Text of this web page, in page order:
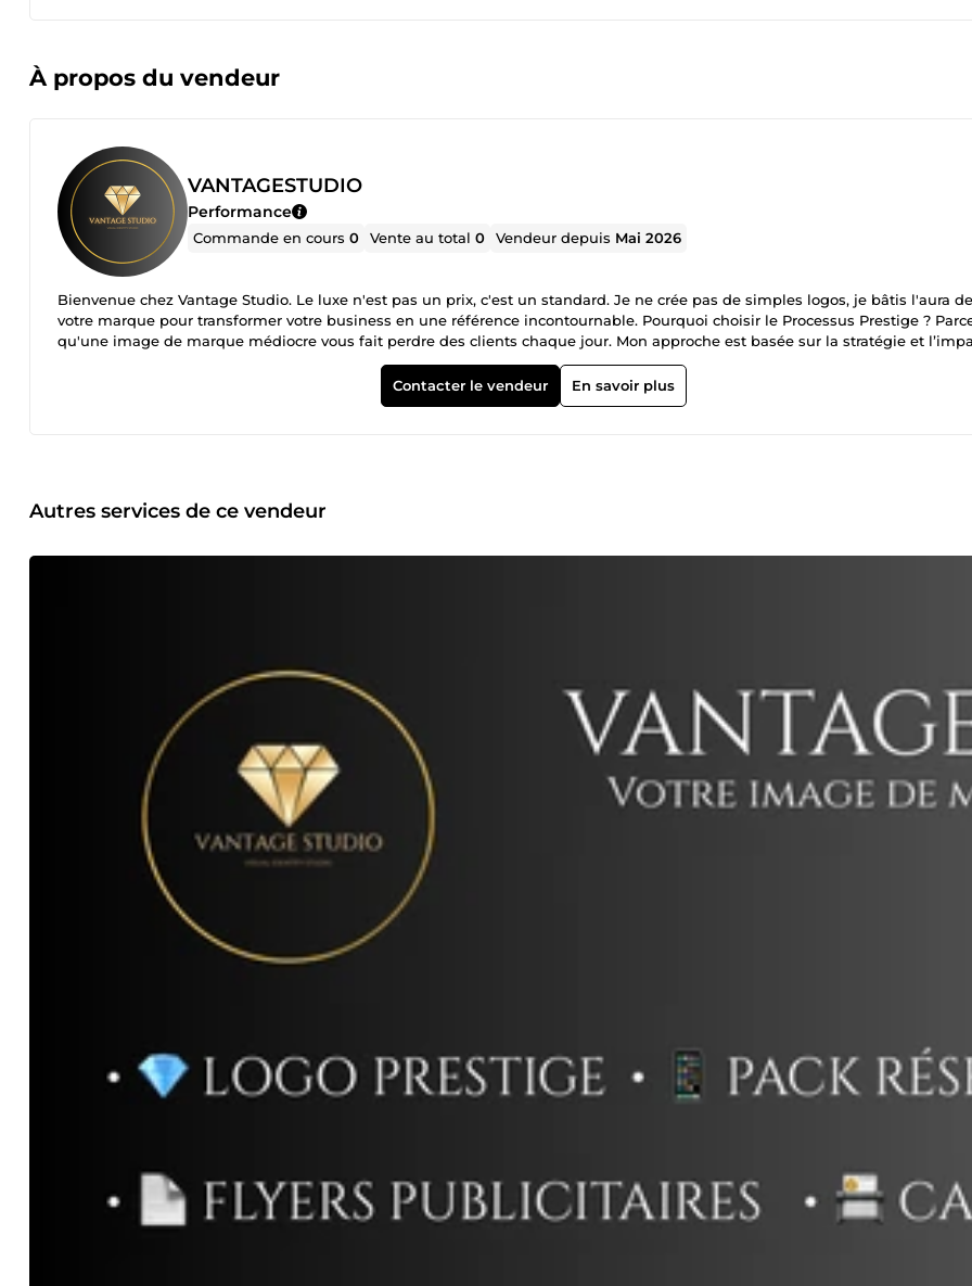
À propos du vendeur
VANTAGESTUDIO
Performance
Commande en cours0 Vente au total0 Vendeur depuis Mai 2026
Bienvenue chez Vantage Studio. Le luxe n'est pas un prix, c'est un standard. Je ne crée pas de simples logos, je bâtis l'aura de
votre marque pour transformer votre business en une référence incontournable. Pourquoi choisir le Processus Prestige ?
qu'une image de marque médiocre vous fait perdre des clients chaque jour. Mon approche est basée sur la stratégie et
visuel : ✅ Immersion : Analyse profonde de votre ADN de marque. ✅ Création : Design sur-mesure alliant élégance et
Reveal : Mise en scène de votre logo sur des supports premium. Mon engagement : • Design Haute Définition. • Livraison
(48h). • Supports de communication inclus (selon pack). 🚀 Offre de lancement exclusive : Profitez du Pack Prestige à 49€
Contacter le vendeur En savoir plus
Autres services de ce vendeur